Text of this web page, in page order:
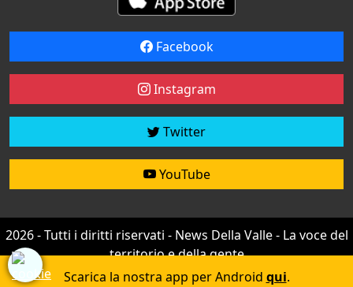
Facebook
Instagram
Twitter
YouTube
2026 - Tutti i diritti riservati - News Della Valle - La voce del
territorio e della gente
Credit by efree
Scarica la nostra app per Android qui.